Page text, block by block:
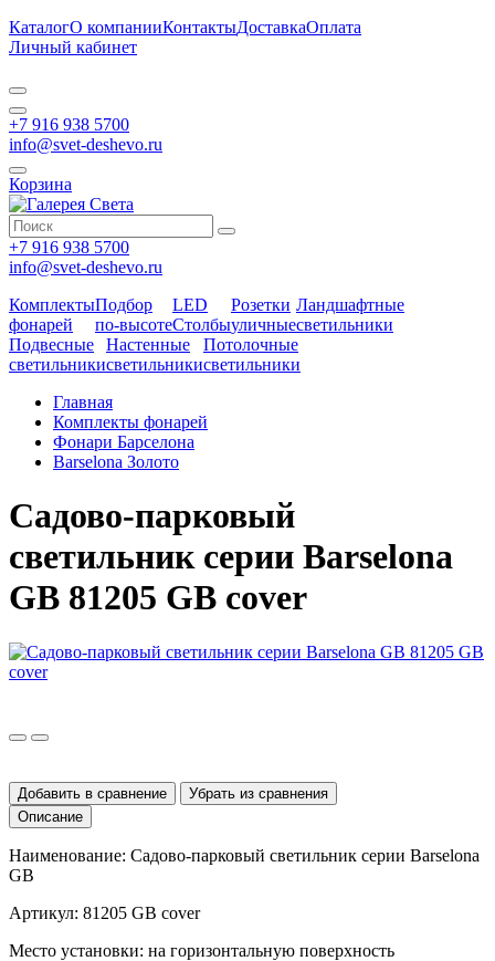
КаталогО компанииКонтактыДоставкаОплата
Личный кабинет
+7 916 938 5700
info@svet-deshevo.ru
Корзина
+7 916 938 5700
info@svet-deshevo.ru
Комплекты
фонарей
Подбор
по-высоте
LED
Столбы
Розетки
уличные
Ландшафтные
светильники
Подвесные
светильники
Настенные
светильники
Потолочные
светильники
Главная
Комплекты фонарей
Фонари Барселона
Barselona Золото
Садово-парковый
светильник серии Barselona
GB 81205 GB cover
Добавить в сравнение
Убрать из сравнения
Описание
Наименование: Садово-парковый светильник серии Barselona
GB
Артикул: 81205 GB cover
Место установки: на горизонтальную поверхность